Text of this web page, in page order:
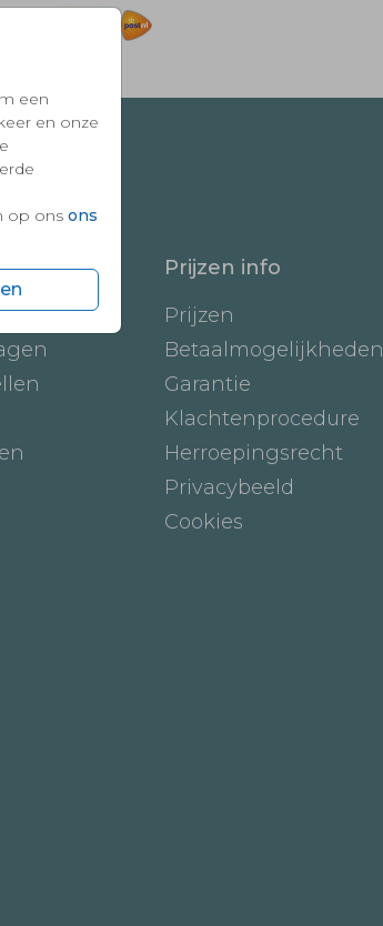
een
en onze
op ons ons
Prijzen info
Prijzen
Betaalmogelijkheden
Garantie
Klachtenprocedure
Herroepingsrecht
Privacybeeld
Cookies